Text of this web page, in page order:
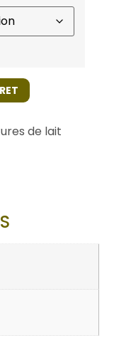
de lait